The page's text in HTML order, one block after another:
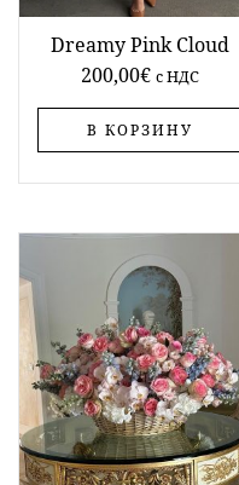
Dreamy Pink Cloud
200,00€ c НДС
В КОРЗИНУ